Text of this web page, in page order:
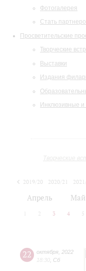
Фотогалерея
Стать
Просветительские
Творческие
Выставки
Издания
Инклюзивные
Творческие
2019/20 2020/21
Апрель Май
2 3 4 5
22 октября 2022
18:30 Сб